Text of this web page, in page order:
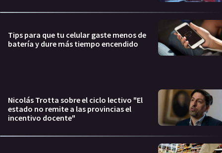
Tips para que tu celular gaste menos de
batería y dure más tiempo encendido
Nicolás Trotta sobre el ciclo lectivo "El
estado no remite a las provincias el
incentivo docente"